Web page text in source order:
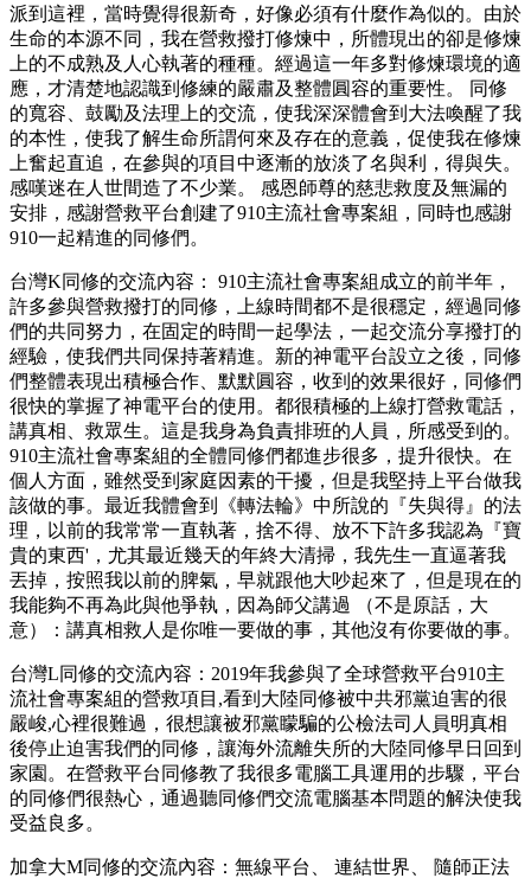
派到這裡，當時覺得很新奇，好像必須有什麼作為似的。由於
生命的本源不同，我在營救撥打修煉中，所體現出的卻是修煉
上的不成熟及人心執著的種種。經過這一年多對修煉環境的適
應，才清楚地認識到修練的嚴肅及整體圓容的重要性。 同修
的寬容、鼓勵及法理上的交流，使我深深體會到大法喚醒了我
的本性，使我了解生命所謂何來及存在的意義，促使我在修煉
上奮起直追，在參與的項目中逐漸的放淡了名與利，得與失。
感嘆迷在人世間造了不少業。 感恩師尊的慈悲救度及無漏的
安排，感謝營救平台創建了910主流社會專案組，同時也感謝
910一起精進的同修們。
台灣K同修的交流內容： 910主流社會專案組成立的前半年，
許多參與營救撥打的同修，上線時間都不是很穩定，經過同修
們的共同努力，在固定的時間一起學法，一起交流分享撥打的
經驗，使我們共同保持著精進。新的神電平台設立之後，同修
們整體表現出積極合作、默默圓容，收到的效果很好，同修們
很快的掌握了神電平台的使用。都很積極的上線打營救電話，
講真相、救眾生。這是我身為負責排班的人員，所感受到的。
910主流社會專案組的全體同修們都進步很多，提升很快。在
個人方面，雖然受到家庭因素的干擾，但是我堅持上平台做我
該做的事。最近我體會到《轉法輪》中所說的『失與得』的法
理，以前的我常常一直執著，捨不得、放不下許多我認為『寶
貴的東西'，尤其最近幾天的年終大清掃，我先生一直逼著我
丟掉，按照我以前的脾氣，早就跟他大吵起來了，但是現在的
我能夠不再為此與他爭執，因為師父講過 （不是原話，大
意）：講真相救人是你唯一要做的事，其他沒有你要做的事。
台灣L同修的交流內容：2019年我參與了全球營救平台910主
流社會專案組的營救項目,看到大陸同修被中共邪黨迫害的很
嚴峻,心裡很難過，很想讓被邪黨矇騙的公檢法司人員明真相
後停止迫害我們的同修，讓海外流離失所的大陸同修早日回到
家園。在營救平台同修教了我很多電腦工具運用的步驟，平台
的同修們很熱心，通過聽同修們交流電腦基本問題的解決使我
受益良多。
加拿大M同修的交流內容：無線平台、 連結世界、 隨師正法